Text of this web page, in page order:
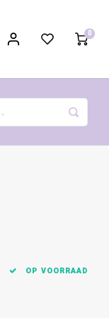
0
OP VOORRAAD